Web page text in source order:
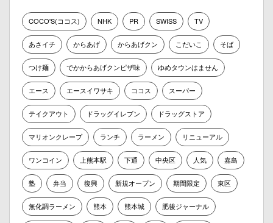
COCO'S(ココス) NHK PR SWISS TV
あさイチ からあげ からあげクン こだいこ そば
つけ麺 でかからあげクンピザ味 ゆめタウンはません
エース エースイワサキ ココス スーパー
テイクアウト ドラッグイレブン ドラッグストア
マリオンクレープ ランチ ラーメン リニューアル
ワンコイン 上熊本駅 下通 中央区 人気 嘉島
塾 弁当 復興 新規オープン 期間限定 東区
無化調ラーメン 熊本 熊本城 肥後ジャーナル